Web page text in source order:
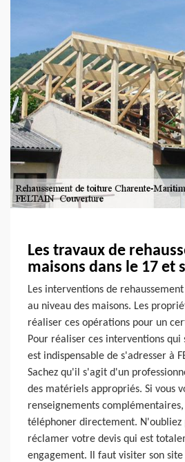
Les travaux de
maisons dans le 17 et
Les interventions de
au niveau des maisons. Les
réaliser ces opérations pour un
Pour réaliser ces interventions qui
est indispensable de s'adresser à
Sachez qu'il s'agit d'un
des matériels appropriés. Si vous
renseignements
téléphoner directement. N'oubliez
réclamer votre devis qui est
engagement. Il faut visiter son